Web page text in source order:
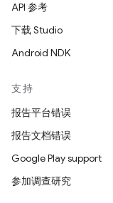
API 参考
下载 Studio
Android NDK
支持
报告平台错误
报告文档错误
Google Play support
参加调查研究